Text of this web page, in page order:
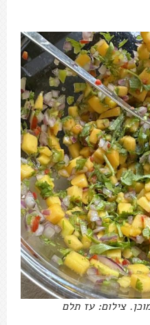
צילום: עז תלם